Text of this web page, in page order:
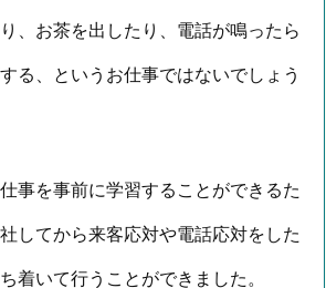
、お茶を出したり、電話が鳴ったら
る、というお仕事ではないでしょう
事を事前に学習することができるた
してから来客応対や電話応対をした
着いて行うことができました。